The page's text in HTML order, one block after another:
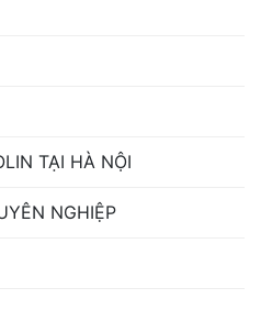
TẠI HÀ NỘI
NGHIỆP